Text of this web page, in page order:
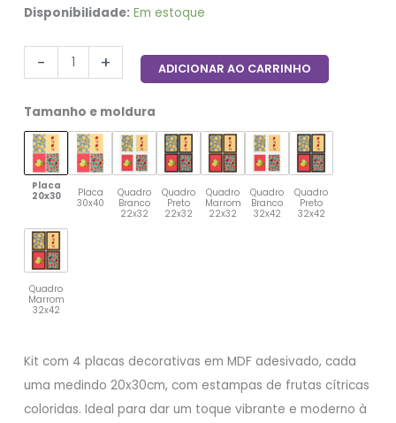
Disponibilidade: Em estoque
- + ADICIONAR AO CARRINHO
Tamanho e moldura
Placa
20x30
Placa
30x40
Quadro
Branco
22x32
Quadro
Preto
22x32
Quadro
Marrom
22x32
Quadro
Branco
32x42
Quadro
Preto
32x42
Quadro
Marrom
32x42
Kit com 4 placas decorativas em MDF adesivado, cada
uma medindo 20x30cm, com estampas de frutas cítricas
coloridas. Ideal para dar um toque vibrante e moderno à